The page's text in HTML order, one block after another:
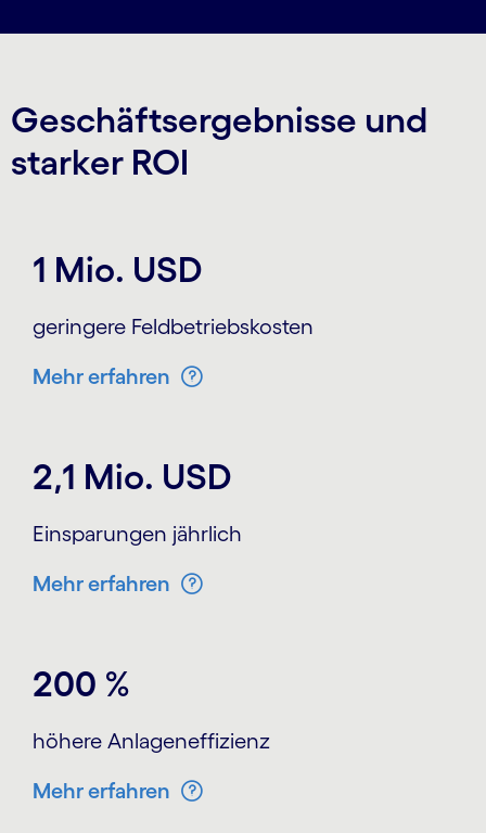
Geschäftsergebnisse und
starker ROI
1 Mio. USD
geringere Feldbetriebskosten
Mehr erfahren
2,1 Mio. USD
Einsparungen jährlich
Mehr erfahren
200 %
höhere Anlageneffizienz
Mehr erfahren